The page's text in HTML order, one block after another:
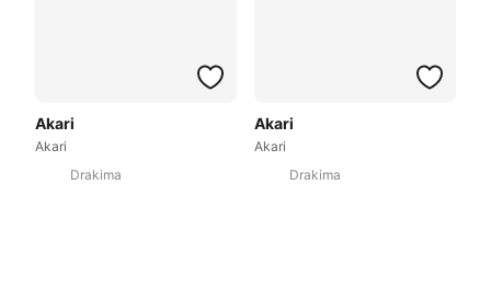
Akari
Akari
Drakima
Akari
Akari
Drakima